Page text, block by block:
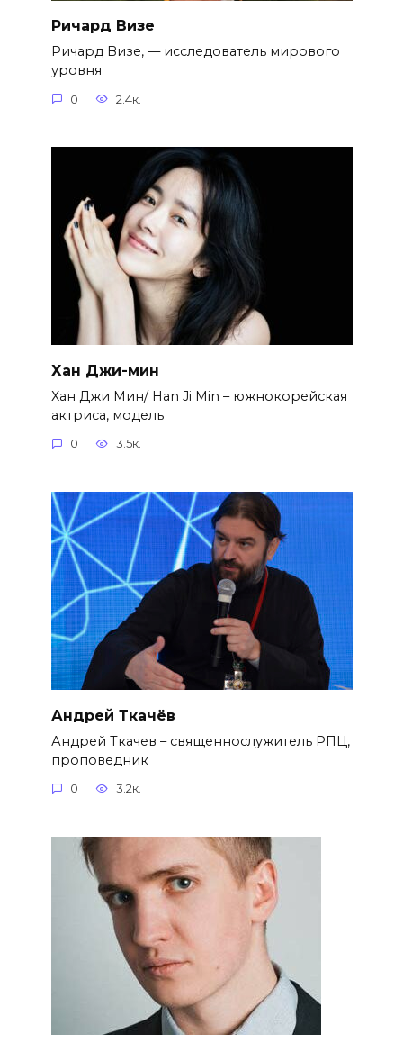
Ричард Визе
Ричард Визе, — исследователь мирового
уровня
0 2.4к.
Хан Джи-мин
Хан Джи Мин/ Han Ji Min – южнокорейская
актриса, модель
0 3.5к.
Андрей Ткачёв
Андрей Ткачев – священнослужитель РПЦ,
проповедник
0 3.2к.